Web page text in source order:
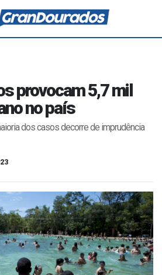
provocam 5,7 mil
no país
dos casos decorre de imprudência